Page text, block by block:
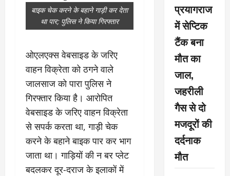
बाइक चेक करने के बहाने गाड़ी कर देता
था पार; पुलिस ने किया गिरफ्तार
ओएलएक्स वेबसाइड के जरिए
वाहन विक्रेता को ठगने वाले
जालसाज को पारा पुलिस ने
गिरफ्तार किया है। आरोपित
वेबसाइड के जरिए वाहन विक्रेता
से सपर्क करता था, गाड़ी चेक
करने के बहाने बाइक पार कर भाग
जाता था। गाड़ियों की न बर प्लेट
बदलकर दूर-दराज के इलाकों में
प्रयागराज
में सेप्टिक
टैंक बना
मौत का
जाल,
जहरीली
गैस से दो
मजदूरों की
दर्दनाक
मौत